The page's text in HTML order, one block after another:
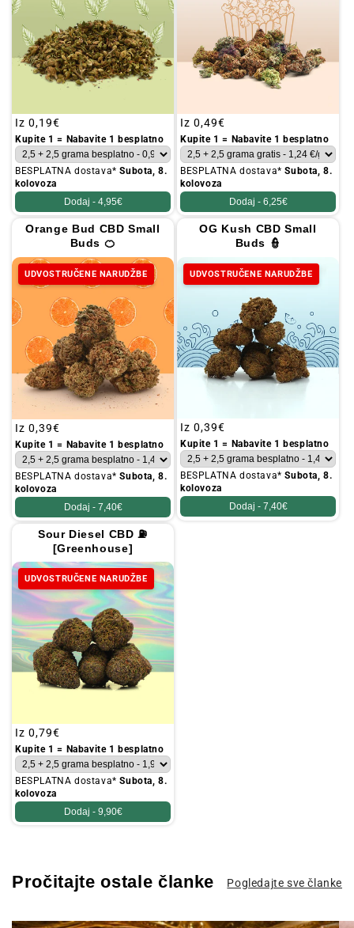
Redovna
cijena
Iz 0,19€
Kupite 1 = Nabavite 1 besplatno
BESPLATNA dostava*Subota, 8.
kolovoza
Dodaj - 4,95€
Redovna
cijena
Iz 0,49€
Kupite 1 = Nabavite 1 besplatno
BESPLATNA dostava*Subota, 8.
kolovoza
Dodaj - 6,25€
Orange Bud CBD Small
Buds 🍊
UDVOSTRUČENE NARUDŽBE
Redovna
cijena
Iz 0,39€
Kupite 1 = Nabavite 1 besplatno
BESPLATNA dostava*Subota, 8.
kolovoza
Dodaj - 7,40€
OG Kush CBD Small
Buds 👮
UDVOSTRUČENE NARUDŽBE
Redovna
cijena
Iz 0,39€
Kupite 1 = Nabavite 1 besplatno
BESPLATNA dostava*Subota, 8.
kolovoza
Dodaj - 7,40€
Sour Diesel CBD ⛽
[Greenhouse]
UDVOSTRUČENE NARUDŽBE
Redovna
cijena
Iz 0,79€
Kupite 1 = Nabavite 1 besplatno
BESPLATNA dostava*Subota, 8.
kolovoza
Dodaj - 9,90€
Pročitajte ostale članke Pogledajte sve članke